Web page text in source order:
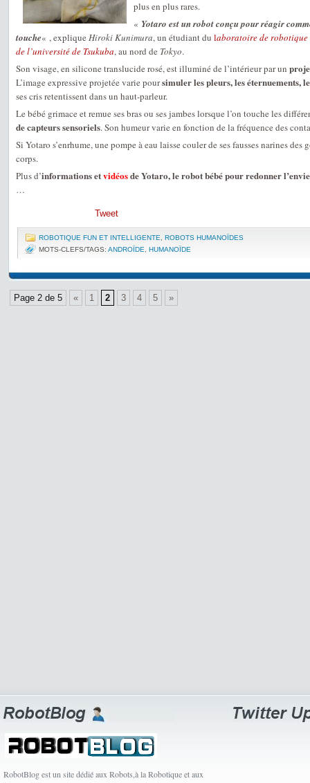
plus en plus rares.
« Yotaro est un robot conçu pour réagir
touche« , explique Hiroki Kunimura, un étudiant du laboratoire de robotique
de l’université de Tsukuba, au nord de Tokyo.
Son visage, en silicone translucide rosé, est illuminé de l’intérieur par un
L’image expressive projetée varie poursimuler les pleurs, les éternuements,
ses cris retentissent dans un haut-parleur.
Le bébé grimace et remue ses bras ou ses jambes lorsque l’on touche les
de capteurs sensoriels. Son humeur varie en fonction de la fréquence des
Si Yotaro s’enrhume, une pompe à eau laisse couler de ses fausses narines des
corps.
Plus d’informations etvidéosde Yotaro, le robot bébé pour redonner
…
Tweet
ROBOTIQUE FUN ET INTELLIGENTE
ROBOTS HUMANOÏDES
MOTS-CLEFS/TAGS: ANDROÏDE HUMANOÏDE
Page 2 de 5 « 1 2 3 4 5 »
RobotBlog est un site dédié aux Robots,à la Robotique et aux